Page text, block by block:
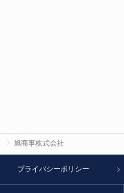
旭商事株式会社
プライバシーポリシー